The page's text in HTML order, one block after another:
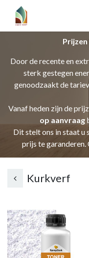
Door de recente en
sterk gestegen
genoodzaakt de
Vanaf heden zijn de
op aanvraag
Dit stelt ons in staat u
prijs te garanderen.
Kurkverf